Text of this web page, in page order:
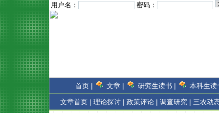
用户名： 密码：
首页 | 文章 | 研究生读书 | 本科生读
文章首页 | 理论探讨 | 政策评论 | 调查研究 | 三农动